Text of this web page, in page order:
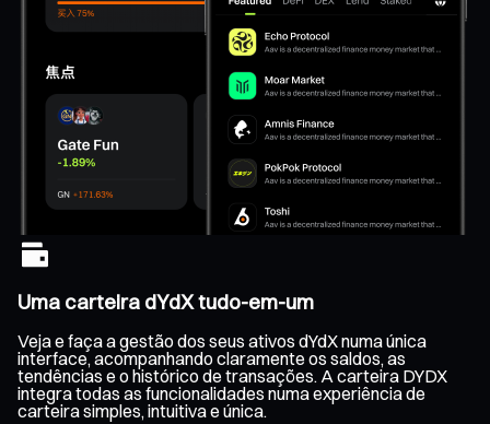
Uma carteira dYdX tudo-em-um
Veja e faça a gestão dos seus ativos dYdX numa única
interface, acompanhando claramente os saldos, as
tendências e o histórico de transações. A carteira DYDX
integra todas as funcionalidades numa experiência de
carteira simples, intuitiva e única.